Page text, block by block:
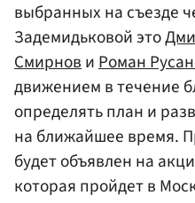
выбранных на съезде
Задемидьковой это
СмирновиРоман
движением в течение
определять план и
на ближайшее время.
будет объявлен на
которая пройдет в